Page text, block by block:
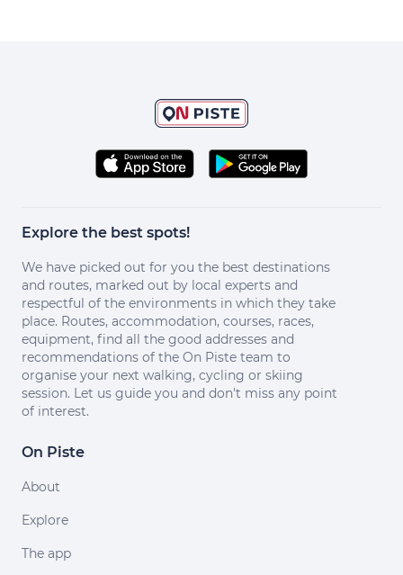
Explore the best spots!
We have picked out for you the best destinations
and routes, marked out by local experts and
respectful of the environments in which they take
place. Routes, accommodation, courses, races,
equipment, find all the good addresses and
recommendations of the On Piste team to
organise your next walking, cycling or skiing
session. Let us guide you and don't miss any point
of interest.
On Piste
About
Explore
The app